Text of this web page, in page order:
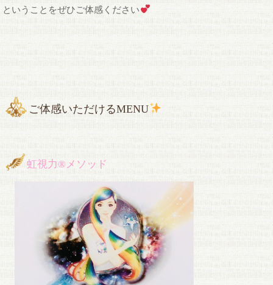
ということをぜひご体感ください
ご体感いただけるMENU
虹視力®︎メソッド